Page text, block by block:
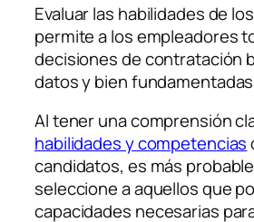
Evaluar las habilidades de
permite a los empleadores
decisiones de contratación
datos y bien
Al tener una comprensión
habilidades y competencias
candidatos, es más
seleccione a aquellos que
capacidades necesarias